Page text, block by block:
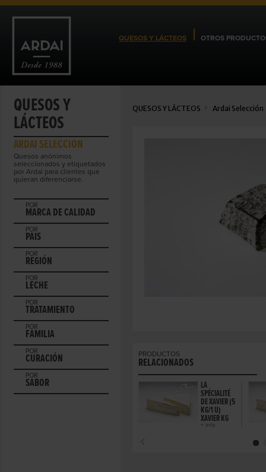
QUESOS Y LÁCTEOS OTROS
QUESOS Y
LÁCTEOS
ARDAI SELECCIÓN
Quesos anónimos
seleccionados y etiquetados
por Ardai para clientes que
quieran diferenciarse.
POR
MARCA DE CALIDAD
POR
PAIS
POR
REGIÓN
POR
LECHE
POR
TRATAMIENTO
POR
FAMILIA
POR
CURACIÓN
POR
SABOR
QUESOS Y LÁCTEOS Ardai Selección
PRODUCTOS
RELACIONADOS
LA
SPÉCIALITÉ
DE XAVIER (5
KG/1 U)
XAVIER KG
+ info